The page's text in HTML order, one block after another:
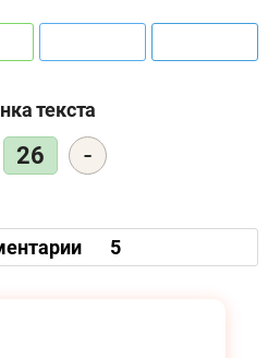
текста
26 -
5